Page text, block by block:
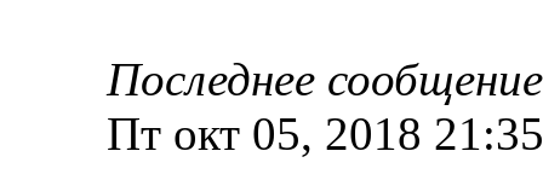
Последнее сообщение
Пт окт 05, 2018 21:35